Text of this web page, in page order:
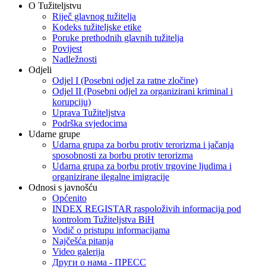
O Tužiteljstvu
Riječ glavnog tužitelja
Kodeks tužiteljske etike
Poruke prethodnih glavnih tužitelja
Povijest
Nadležnosti
Odjeli
Odjel I (Posebni odjel za ratne zločine)
Odjel II (Posebni odjel za organizirani kriminal i
korupciju)
Uprava Tužiteljstva
Podrška svjedocima
Udarne grupe
Udarna grupa za borbu protiv terorizma i jačanja
sposobnosti za borbu protiv terorizma
Udarna grupa za borbu protiv trgovine ljudima i
organizirane ilegalne imigracije
Odnosi s javnošću
Općenito
INDEX REGISTAR raspoloživih informacija pod
kontrolom Tužiteljstva BiH
Vodič o pristupu informacijama
Najčešća pitanja
Video galerija
Други о нама - ПРЕСC